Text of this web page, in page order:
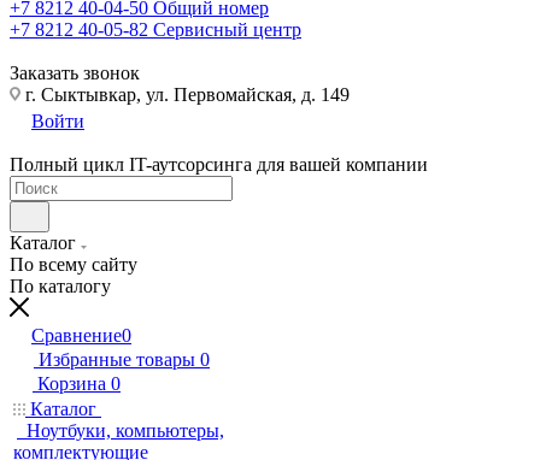
+7 8212 40-04-50 Общий номер
+7 8212 40-05-82 Сервисный центр
Заказать звонок
г. Сыктывкар, ул. Первомайская, д. 149
Войти
Полный цикл IT-аутсорсинга для вашей компании
Каталог
По всему сайту
По каталогу
Сравнение0
Избранные товары 0
Корзина 0
Каталог
Ноутбуки, компьютеры,
комплектующие